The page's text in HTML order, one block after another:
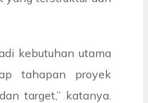
kebutuhan utama
tahapan proyek
target,” katanya.